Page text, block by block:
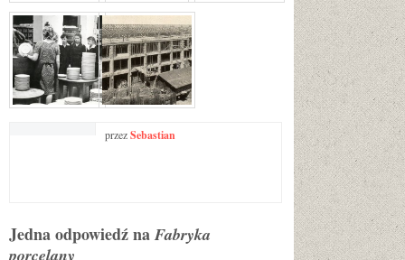
przezSebastian
Jedna odpowiedź na Fabryka
porcelany